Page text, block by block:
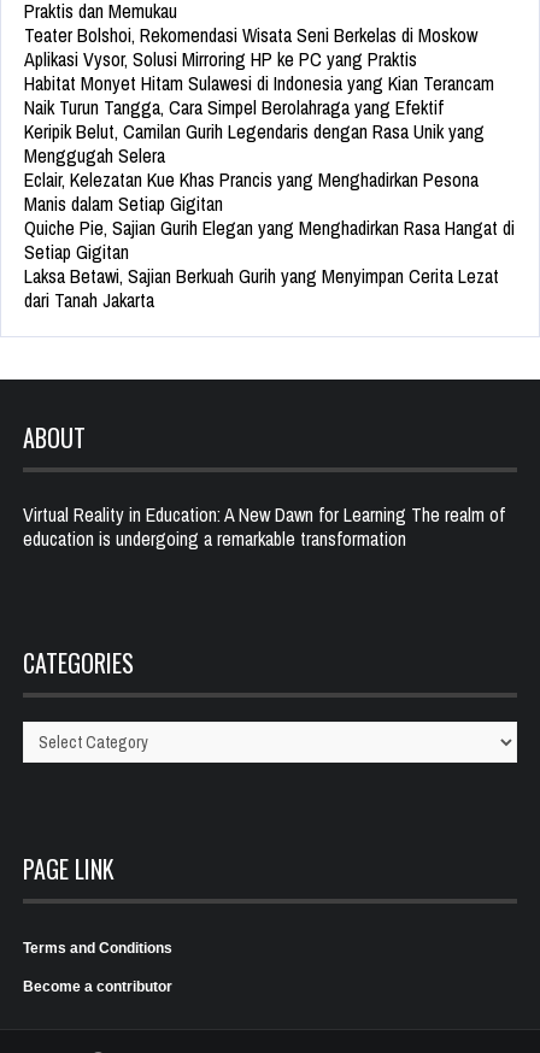
Praktis dan Memukau
Teater Bolshoi, Rekomendasi Wisata Seni Berkelas di Moskow
Aplikasi Vysor, Solusi Mirroring HP ke PC yang Praktis
Habitat Monyet Hitam Sulawesi di Indonesia yang Kian Terancam
Naik Turun Tangga, Cara Simpel Berolahraga yang Efektif
Keripik Belut, Camilan Gurih Legendaris dengan Rasa Unik yang
Menggugah Selera
Eclair, Kelezatan Kue Khas Prancis yang Menghadirkan Pesona
Manis dalam Setiap Gigitan
Quiche Pie, Sajian Gurih Elegan yang Menghadirkan Rasa Hangat di
Setiap Gigitan
Laksa Betawi, Sajian Berkuah Gurih yang Menyimpan Cerita Lezat
dari Tanah Jakarta
ABOUT
Virtual Reality in Education: A New Dawn for Learning The realm of
education is undergoing a remarkable transformation
CATEGORIES
Categories
PAGE LINK
Terms and Conditions
Become a contributor